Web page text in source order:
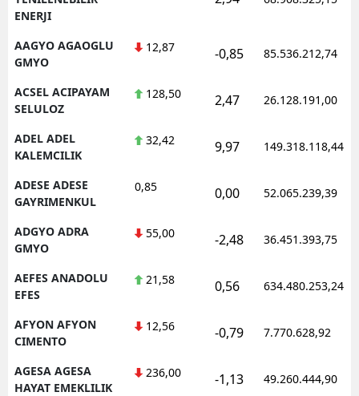
ENERJI
AAGYO AGAOGLU
GMYO
12,87 -0,85 85.536.212,74
ACSEL ACIPAYAM
SELULOZ
128,50 2,47 26.128.191,00
ADEL ADEL
KALEMCILIK
32,42 9,97 149.318.118,44
ADESE ADESE
GAYRIMENKUL
0,85 0,00 52.065.239,39
ADGYO ADRA
GMYO
55,00 -2,48 36.451.393,75
AEFES ANADOLU
EFES
21,58 0,56 634.480.253,24
AFYON AFYON
CIMENTO
12,56 -0,79 7.770.628,92
AGESA AGESA
HAYAT EMEKLILIK
236,00 -1,13 49.260.444,90